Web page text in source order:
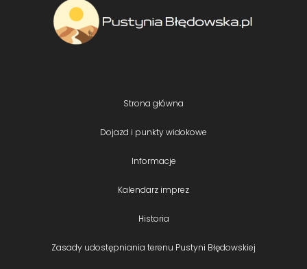
Strona główna
Dojazd i punkty widokowe
Informacje
Kalendarz imprez
Historia
Zasady udostępniania terenu Pustyni Błędowskiej